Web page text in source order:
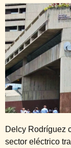
Delcy Rodríguez
sector eléctrico